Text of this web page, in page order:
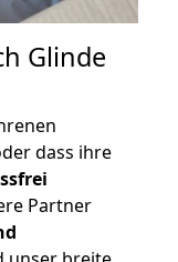
Glinde
dass ihre
Partner